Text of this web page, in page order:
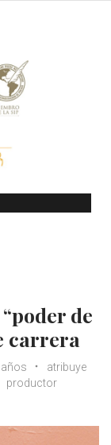
de
carrera
atribuye
productor